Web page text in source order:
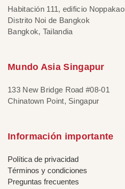
Habitación 111, edificio Noppakao
Distrito Noi de Bangkok
Bangkok, Tailandia
Mundo Asia Singapur
133 New Bridge Road #08-01
Chinatown Point, Singapur
Información importante
Política de privacidad
Términos y condiciones
Preguntas frecuentes